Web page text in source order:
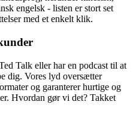
engelsk - listen er stort set
med et enkelt klik.
Talk eller har en podcast til at
dig. Vores lyd oversætter
og garanterer hurtige og
Hvordan gør vi det? Takket